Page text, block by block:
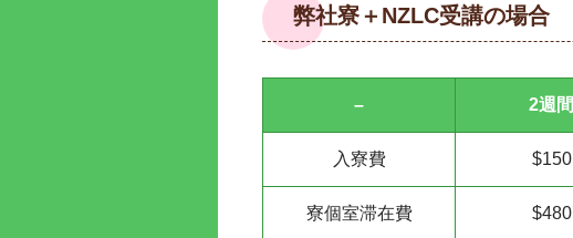
弊社寮＋NZLC受講の場合
– 2週間
入寮費 $150
寮個室滞在費 $480